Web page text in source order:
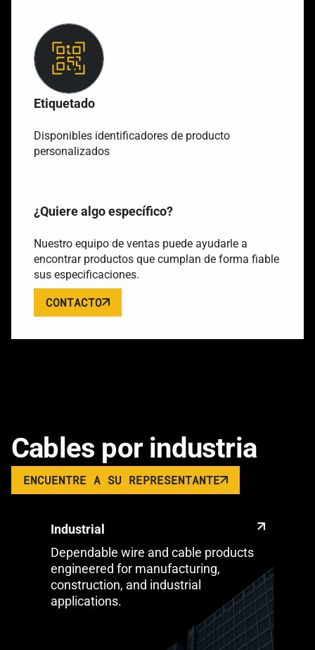
Etiquetado
Disponibles identificadores de producto
personalizados
¿Quiere algo específico?
Nuestro equipo de ventas puede ayudarle a
encontrar productos que cumplan de forma fiable
sus especificaciones.
CONTACTO
Cables por industria
ENCUENTRE A SU REPRESENTANTE
Industrial
Dependable wire and cable products
engineered for manufacturing,
construction, and industrial
applications.